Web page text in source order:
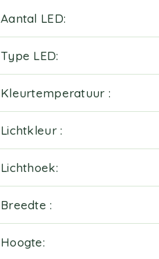
Aantal LED
Type LED
Kleurtemperatuur
Lichtkleur
Lichthoek
Breedte
Hoogte